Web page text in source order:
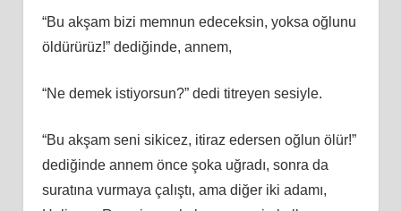
“Bu akşam bizi memnun edeceksin, yoksa oğlunu
öldürürüz!” dediğinde, annem,
“Ne demek istiyorsun?” dedi titreyen sesiyle.
“Bu akşam seni sikicez, itiraz edersen oğlun ölür!”
dediğinde annem önce şoka uğradı, sonra da
suratına vurmaya çalıştı, ama diğer iki adamı,